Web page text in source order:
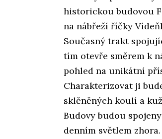
historickou budovou
na nábřeží říčky
Současný trakt
tím otevře směrem k
pohled na unikátní
Charakterizovat ji
sklěněných koulí a
Budovy budou
denním světlem